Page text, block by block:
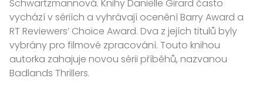
Schwartzmannová. Knihy Danielle Girard často
vychází v sériích a vyhrávají ocenění Barry Award a
RT Reviewers’ Choice Award. Dva z jejích titulů byly
vybrány pro filmové zpracování. Touto knihou
autorka zahajuje novou sérii příběhů, nazvanou
Badlands Thrillers.